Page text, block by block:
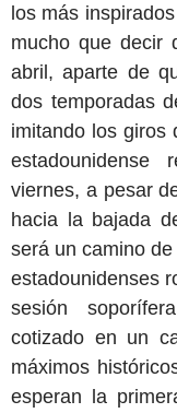
los más
mucho que decir
abril, aparte de
dos temporadas
imitando los giros
estadounidense
viernes, a pesar
hacia la bajada
será un camino
estadounidenses
sesión
cotizado en un
máximos
esperan la